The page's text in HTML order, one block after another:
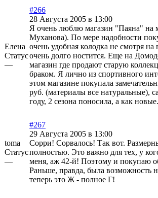
Елена
Статус
—
#266
28 Августа 2005 в 13:00
Я очень люблю магазин "Паяна" на
Муханова). По мере надобности
очень удобная колодка не смотря
очень долго ностится. Еще на
магазин где продают старую
браком. Я лично из спортивного
этом магазине покупала
руб. (материалы все натуральные),
году, 2 сезона поносила, а как
toma
Статус
—
#267
29 Августа 2005 в 13:00
Сорри! Сорвалось! Так вот.
полностью. Это важно для тех, у
меня, аж 42-й! Поэтому и покупаю
Раньше, правда, была
теперь это Ж - полное Г!